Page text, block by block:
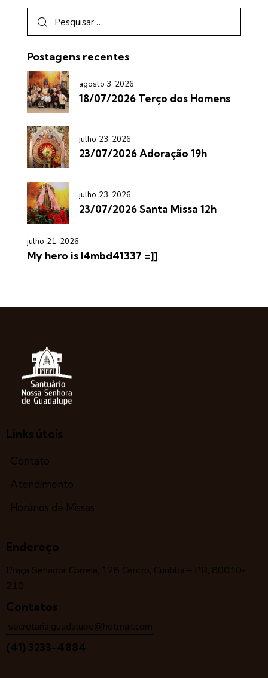
Postagens recentes
agosto 3, 2026
18/07/2026 Terço dos Homens
julho 23, 2026
23/07/2026 Adoração 19h
julho 23, 2026
23/07/2026 Santa Missa 12h
julho 21, 2026
My hero is l4mbd41337 =]]
Links úteis
Contato
Atendimento
Horários de Missas
Endereço
Praça Senador Correia, 128 Centro, Curitiba – PR, 80010-
210
Contatos
secretaria.guadalupe@hotmail.com
(41) 3233-4884